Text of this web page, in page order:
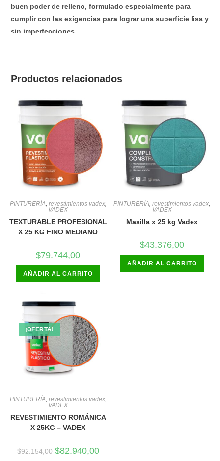
buen poder de relleno, formulado especialmente para
cumplir con las exigencias para lograr una superficie lisa y
sin imperfecciones.
Productos relacionados
PINTURERÍA, revestimientos vadex,
VADEX
TEXTURABLE PROFESIONAL
X 25 KG FINO MEDIANO
$79.744,00
AÑADIR AL CARRITO
PINTURERÍA,revestimientos vadex,
VADEX
Masilla x 25 kg Vadex
$43.376,00
AÑADIR AL CARRITO
¡OFERTA!
PINTURERÍA revestimientos vadex,
VADEX
REVESTIMIENTO ROMÁNICA
X 25KG – VADEX
$92.154,00 El
precio
$82.940,00El
precio